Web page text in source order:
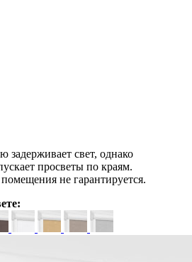
задерживает свет, однако
просветы по краям.
не гарантируется.